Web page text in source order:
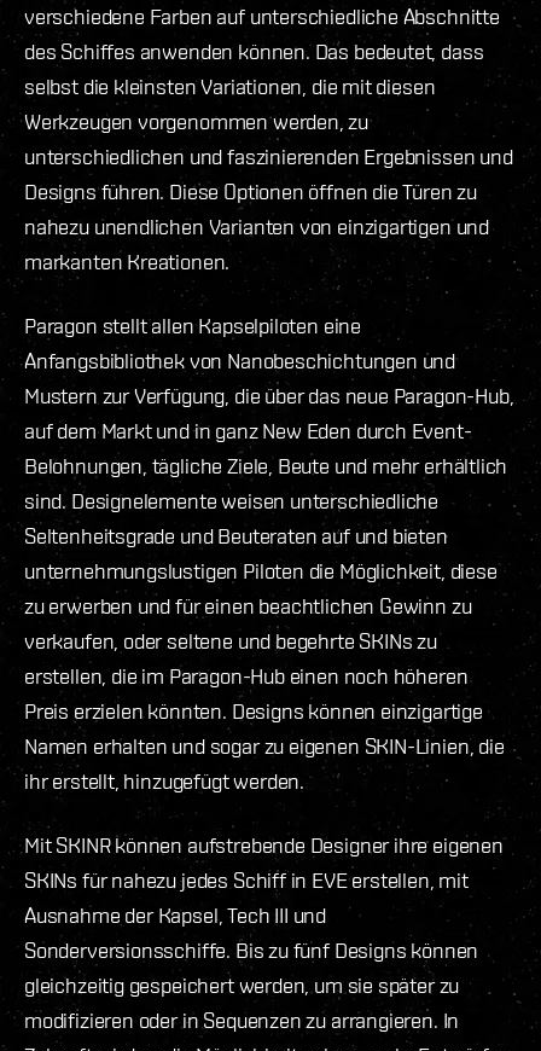
verschiedene Farben auf unterschiedliche Abschnitte
des Schiffes anwenden können. Das bedeutet, dass
selbst die kleinsten Variationen, die mit diesen
Werkzeugen vorgenommen werden, zu
unterschiedlichen und faszinierenden Ergebnissen und
Designs führen. Diese Optionen öffnen die Türen zu
nahezu unendlichen Varianten von einzigartigen und
markanten Kreationen.
Paragon stellt allen Kapselpiloten eine
Anfangsbibliothek von Nanobeschichtungen und
Mustern zur Verfügung, die über das neue Paragon-Hub,
auf dem Markt und in ganz New Eden durch Event-
Belohnungen, tägliche Ziele, Beute und mehr erhältlich
sind. Designelemente weisen unterschiedliche
Seltenheitsgrade und Beuteraten auf und bieten
unternehmungslustigen Piloten die Möglichkeit, diese
zu erwerben und für einen beachtlichen Gewinn zu
verkaufen, oder seltene und begehrte SKINs zu
erstellen, die im Paragon-Hub einen noch höheren
Preis erzielen könnten. Designs können einzigartige
Namen erhalten und sogar zu eigenen SKIN-Linien, die
ihr erstellt, hinzugefügt werden.
Mit SKINR können aufstrebende Designer ihre eigenen
SKINs für nahezu jedes Schiff in EVE erstellen, mit
Ausnahme der Kapsel, Tech III und
Sonderversionsschiffe. Bis zu fünf Designs können
gleichzeitig gespeichert werden, um sie später zu
modifizieren oder in Sequenzen zu arrangieren. In